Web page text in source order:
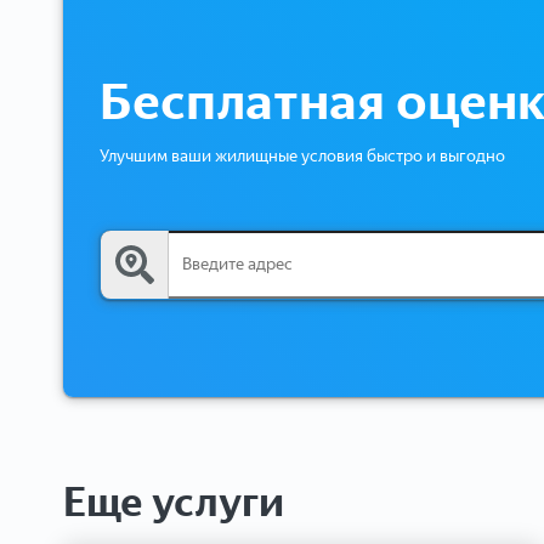
Бесплатная
Улучшим ваши жилищные условия быстро и выгодно
Еще услуги